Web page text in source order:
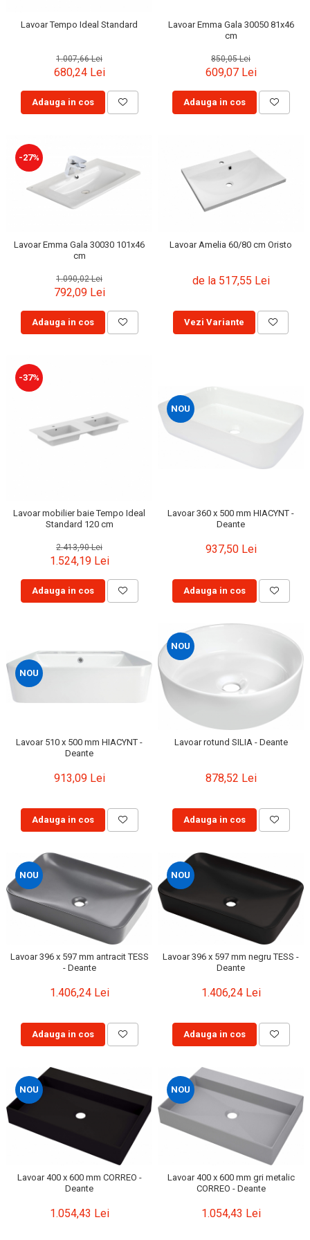
Lavoare pe blat
Lavoare sub blat
Lavoare pe mobilier
Lavoare incastrabile
Bideuri
Bideuri stative
Bideuri suspendate
Vase WC
Vase WC suspendate
WC pentru persoane cu dizabilitati
Capace WC softclose
Capace WC clasice
Capace bideuri
Lavoar Tempo Ideal Standard
1.007,66 Lei
680,24 Lei
Adauga in cos
Lavoar Emma Gala 30050 81x46
cm
850,05 Lei
609,07 Lei
Adauga in cos
-27%
Lavoar Emma Gala 30030 101x46
cm
1.090,02 Lei
792,09 Lei
Adauga in cos
Lavoar Amelia 60/80 cm Oristo
de la 517,55 Lei
Vezi Variante
-37%
Lavoar mobilier baie Tempo Ideal
Standard 120 cm
2.413,90 Lei
1.524,19 Lei
Adauga in cos
NOU
Lavoar 360 x 500 mm HIACYNT -
Deante
937,50 Lei
Adauga in cos
NOU
Lavoar 510 x 500 mm HIACYNT -
Deante
913,09 Lei
Adauga in cos
NOU
Lavoar rotund SILIA - Deante
878,52 Lei
Adauga in cos
NOU
Lavoar 396 x 597 mm antracit TESS
- Deante
1.406,24 Lei
Adauga in cos
NOU
Lavoar 396 x 597 mm negru TESS -
Deante
1.406,24 Lei
Adauga in cos
NOU
Lavoar 400 x 600 mm CORREO -
Deante
1.054,43 Lei
NOU
Lavoar 400 x 600 mm gri metalic
CORREO - Deante
1.054,43 Lei